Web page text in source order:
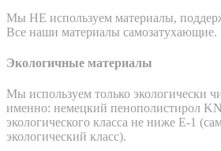
Мы НЕ используем материалы,
Все наши материалы самозатухающие.
Экологичные материалы
Мы используем только экологически
именно: немецкий пенополистирол
экологического класса не ниже Е-1
экологический класс).